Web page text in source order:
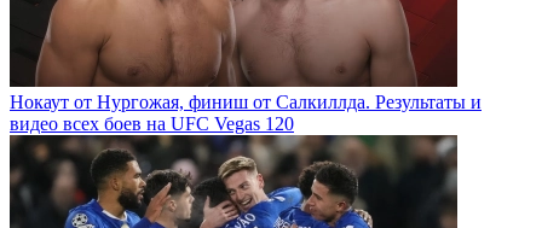
Нокаут от Нургожая, финиш от Салкиллда. Результаты и
видео всех боев на UFC Vegas 120